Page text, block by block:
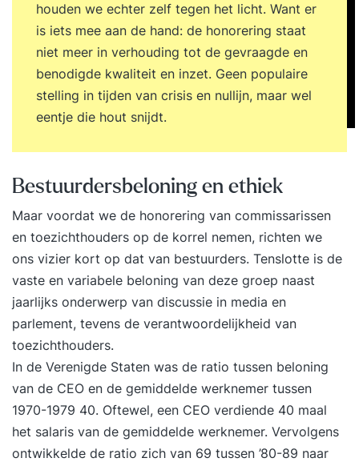
houden we echter zelf tegen het licht. Want er
is iets mee aan de hand: de honorering staat
niet meer in verhouding tot de gevraagde en
benodigde kwaliteit en inzet. Geen populaire
stelling in tijden van crisis en nullijn, maar wel
eentje die hout snijdt.
Bestuurdersbeloning en ethiek
Maar voordat we de honorering van commissarissen
en toezichthouders op de korrel nemen, richten we
ons vizier kort op dat van bestuurders. Tenslotte is de
vaste en variabele beloning van deze groep naast
jaarlijks onderwerp van discussie in media en
parlement, tevens de verantwoordelijkheid van
toezichthouders.
In de Verenigde Staten was de ratio tussen beloning
van de CEO en de gemiddelde werknemer tussen
1970-1979 40. Oftewel, een CEO verdiende 40 maal
het salaris van de gemiddelde werknemer. Vervolgens
ontwikkelde de ratio zich van 69 tussen ’80-89 naar